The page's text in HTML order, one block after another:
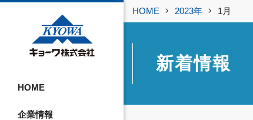
HOME
企業情報
HOME 2023年 1月
新着情報